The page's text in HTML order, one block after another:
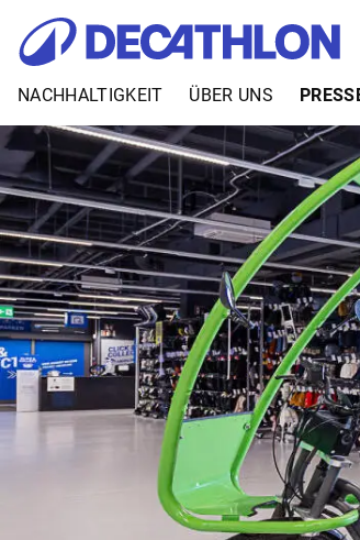
Zum Inhalt springen
NACHHALTIGKEIT ÜBER UNS